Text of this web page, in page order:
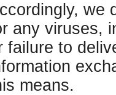
we
any viruses,
failure to
means.